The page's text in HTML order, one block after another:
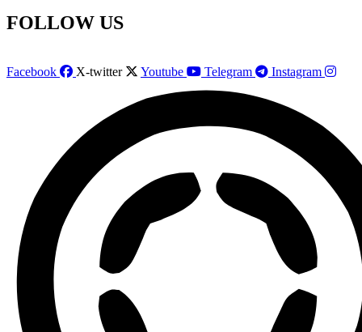
FOLLOW US
Facebook X-twitter Youtube Telegram Instagram